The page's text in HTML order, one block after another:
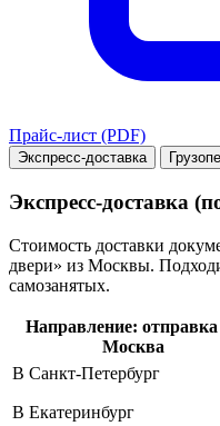
Прайс-лист (PDF)
Экспресс-доставка
Экспресс-доставка
Стоимость доставки
двери» из Москвы.
самозанятых.
Направление:
Москва
В Санкт-Петербург
В Екатеринбург